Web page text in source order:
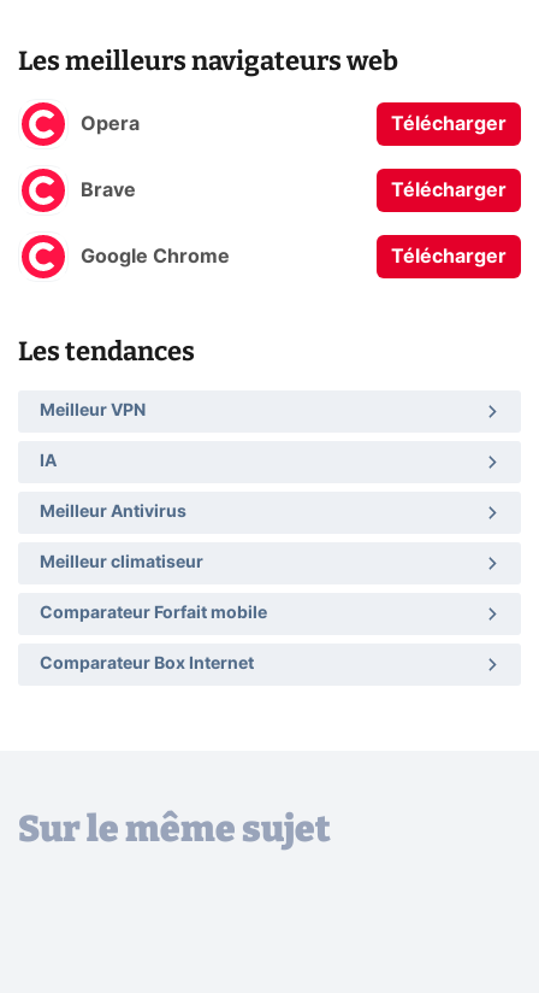
Les meilleurs navigateurs web
Opera Télécharger
Brave Télécharger
Google Chrome Télécharger
Les tendances
Meilleur VPN
IA
Meilleur Antivirus
Meilleur climatiseur
Comparateur Forfait mobile
Comparateur Box Internet
Sur le même sujet